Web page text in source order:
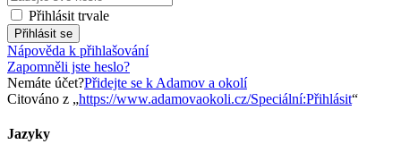
Přihlásit trvale
Přihlásit se
Nápověda k přihlašování
Zapomněli jste heslo?
Nemáte účet?Přidejte se k Adamov a okolí
Citováno z „https://www.adamovaokoli.cz/Speciální:Přihlásit“
Jazyky